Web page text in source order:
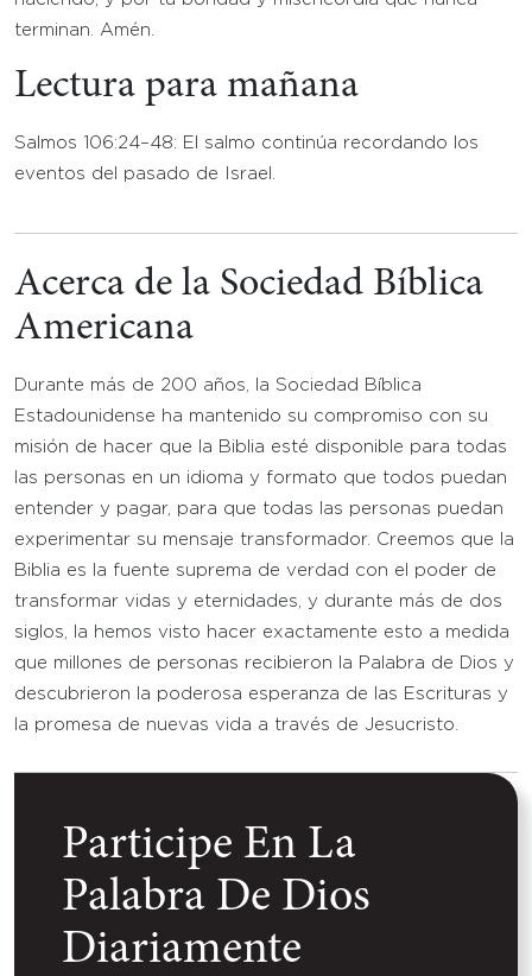
terminan. Amén.
Lectura para mañana
Salmos 106:24–48: El salmo continúa recordando los
eventos del pasado de Israel.
Acerca de la Sociedad Bíblica
Americana
Durante más de 200 años, la Sociedad Bíblica
Estadounidense ha mantenido su compromiso con su
misión de hacer que la Biblia esté disponible para todas
las personas en un idioma y formato que todos puedan
entender y pagar, para que todas las personas puedan
experimentar su mensaje transformador. Creemos que la
Biblia es la fuente suprema de verdad con el poder de
transformar vidas y eternidades, y durante más de dos
siglos, la hemos visto hacer exactamente esto a medida
que millones de personas recibieron la Palabra de Dios y
descubrieron la poderosa esperanza de las Escrituras y
la promesa de nuevas vida a través de Jesucristo.
Participe En La
Palabra De Dios
Diariamente